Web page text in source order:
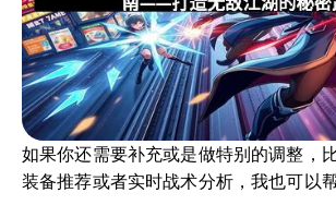
如果你还需要补充或是做特别的调整，
装备推荐或者实时战术分析，我也可以帮